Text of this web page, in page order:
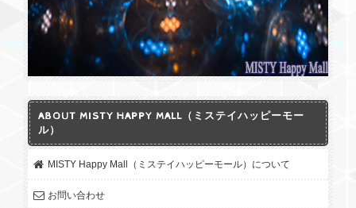
ABOUT MISTY HAPPY MALL（ミステイハッピーモー
ル）
MISTY Happy Mall（ミステイハッピーモール）について
お問い合わせ